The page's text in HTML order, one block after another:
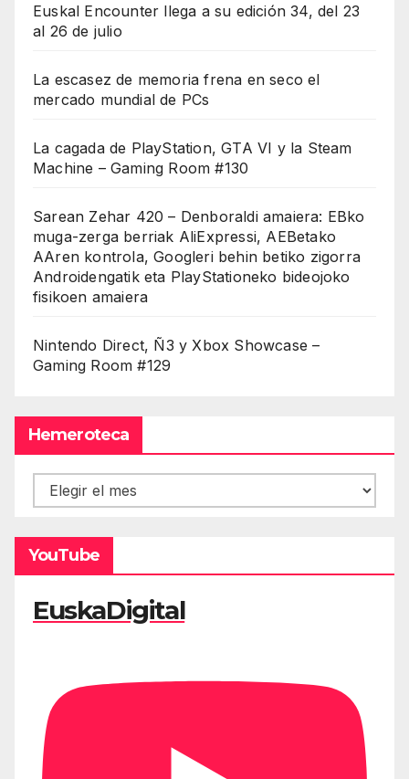
Euskal Encounter llega a su edición 34, del 23
al 26 de julio
La escasez de memoria frena en seco el
mercado mundial de PCs
La cagada de PlayStation, GTA VI y la Steam
Machine – Gaming Room #130
Sarean Zehar 420 – Denboraldi amaiera: EBko
muga-zerga berriak AliExpressi, AEBetako
AAren kontrola, Googleri behin betiko zigorra
Androidengatik eta PlayStationeko bideojoko
fisikoen amaiera
Nintendo Direct, Ñ3 y Xbox Showcase –
Gaming Room #129
Hemeroteca
Hemeroteca
YouTube
EuskaDigital